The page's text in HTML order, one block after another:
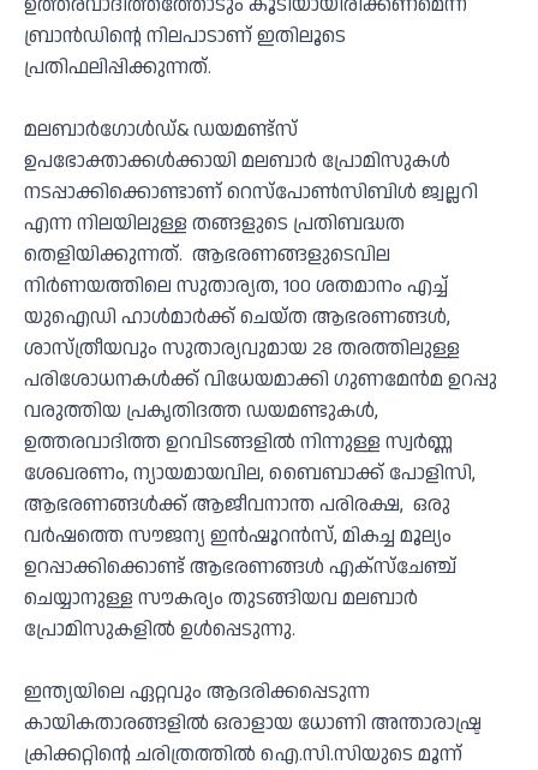
ബ്രാന്‍ഡിന്റെ നിലപാടാണ് ഇതിലൂടെ
പ്രതിഫലിപ്പിക്കുന്നത്.
മലബാര്‍ഗോള്‍ഡ്& ഡയമണ്ട്‌സ്
ഉപഭോക്താക്കള്‍ക്കായി മലബാര്‍ പ്രോമിസുകള്‍
നടപ്പാക്കിക്കൊണ്ടാണ് റെസ്‌പോണ്‍സിബിള്‍ ജ്വല്ലറി
എന്ന നിലയിലുള്ള തങ്ങളുടെ പ്രതിബദ്ധത
തെളിയിക്കുന്നത്. ആഭരണങ്ങളുടെവില
നിര്‍ണയത്തിലെ സുതാര്യത, 100 ശതമാനം എച്ച്
യുഐഡി ഹാള്‍മാര്‍ക്ക് ചെയ്ത ആഭരണങ്ങള്‍,
ശാസ്ത്രീയവും സുതാര്യവുമായ 28 തരത്തിലുള്ള
പരിശോധനകള്‍ക്ക് വിധേയമാക്കി ഗുണമേന്‍മ ഉറപ്പു
വരുത്തിയ പ്രകൃതിദത്ത ഡയമണ്ടുകള്‍,
ഉത്തരവാദിത്ത ഉറവിടങ്ങളില്‍ നിന്നുള്ള സ്വര്‍ണ്ണ
ശേഖരണം, ന്യായമായവില, ബൈബാക്ക് പോളിസി,
ആഭരണങ്ങള്‍ക്ക് ആജീവനാന്ത പരിരക്ഷ, ഒരു
വര്‍ഷത്തെ സൗജന്യ ഇന്‍ഷൂറന്‍സ്, മികച്ച മൂല്യം
ഉറപ്പാക്കിക്കൊണ്ട് ആഭരണങ്ങള്‍ എക്‌സ്‌ചേഞ്ച്
ചെയ്യാനുള്ള സൗകര്യം തുടങ്ങിയവ മലബാര്‍
പ്രോമിസുകളില്‍ ഉള്‍പ്പെടുന്നു.
ഇന്ത്യയിലെ ഏറ്റവും ആദരിക്കപ്പെടുന്ന
കായികതാരങ്ങളില്‍ ഒരാളായ ധോണി അന്താരാഷ്ട്ര
ക്രിക്കറ്റിന്റെ ചരിത്രത്തില്‍ ഐ.സി.സിയുടെ മൂന്ന്